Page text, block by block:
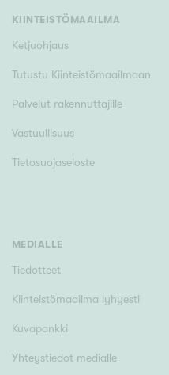
KIINTEISTÖMAAILMA
Ketjuohjaus
Tutustu Kiinteistömaailmaan
Palvelut rakennuttajille
Vastuullisuus
Tietosuojaseloste
MEDIALLE
Tiedotteet
Kiinteistömaailma lyhyesti
Kuvapankki
Yhteystiedot medialle